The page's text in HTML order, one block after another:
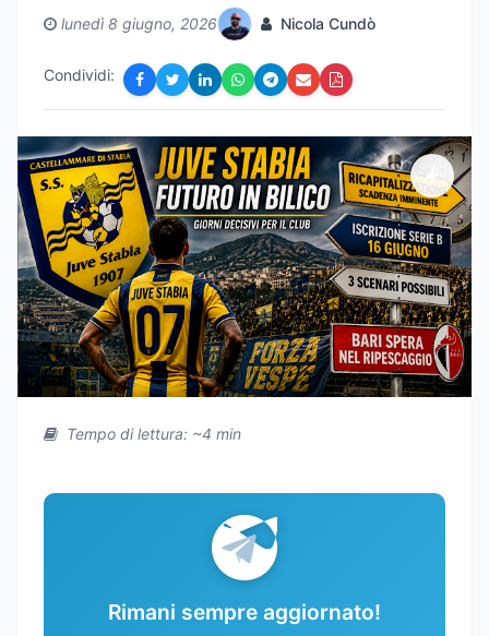
lunedì 8 giugno, 2026 Nicola Cundò
Condividi:
Tempo di lettura: ~4 min
Rimani sempre aggiornato!